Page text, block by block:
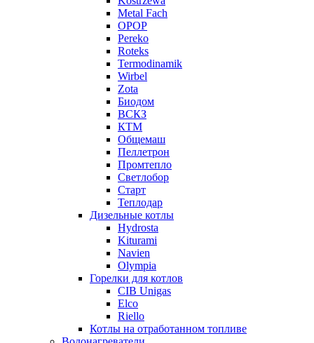
Metal Fach
OPOP
Pereko
Roteks
Termodinamik
Wirbel
Zota
Биодом
ВСКЗ
КТМ
Общемаш
Пеллетрон
Промтепло
Светлобор
Старт
Теплодар
Дизельные котлы
Hydrosta
Kiturami
Navien
Olympia
Горелки для котлов
CIB Unigas
Elco
Riello
Котлы на отработанном топливе